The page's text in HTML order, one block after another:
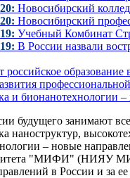
Новосибирский
Новосибирский
Учебный Комбинат
В России назвали
российское
и бионанотехнологии
будущего занимают
наноструктур,
– новые
"МИФИ" (НИЯУ
в России и за